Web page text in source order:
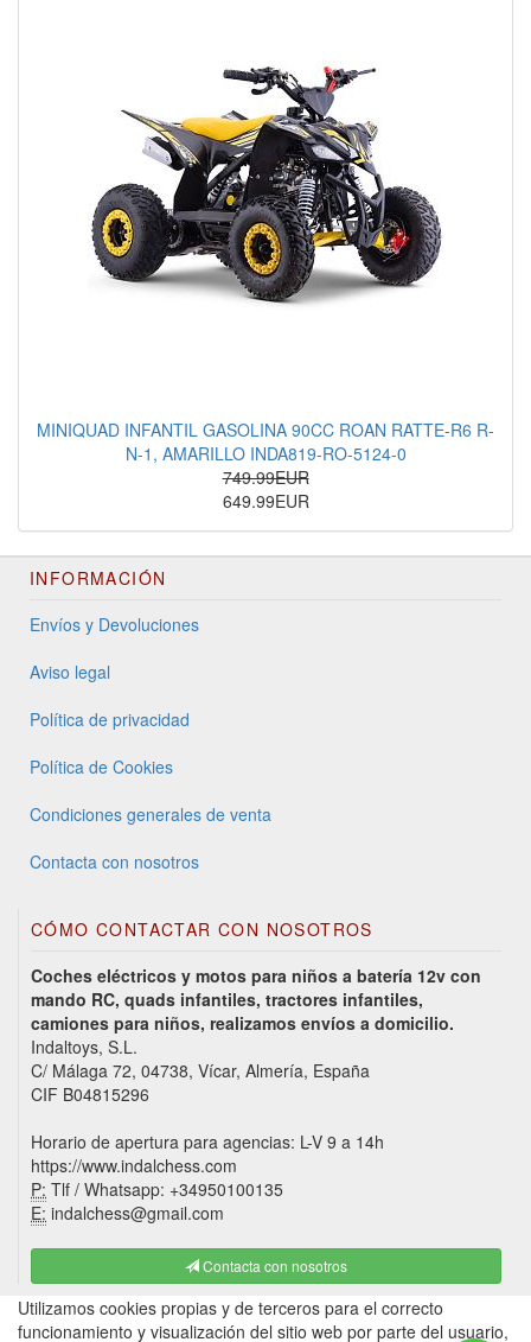
MINIQUAD INFANTIL GASOLINA 90CC ROAN RATTE-R6 R-
N-1, AMARILLO INDA819-RO-5124-0
749.99EUR
649.99EUR
INFORMACIÓN
Envíos y Devoluciones
Aviso legal
Política de privacidad
Política de Cookies
Condiciones generales de venta
Contacta con nosotros
CÓMO CONTACTAR CON NOSOTROS
Coches eléctricos y motos para niños a batería 12v con
mando RC, quads infantiles, tractores infantiles,
camiones para niños, realizamos envíos a domicilio.
Indaltoys, S.L.
C/ Málaga 72, 04738, Vícar, Almería, España
CIF B04815296
Horario de apertura para agencias: L-V 9 a 14h
https://www.indalchess.com
P: Tlf / Whatsapp: +34950100135
E: indalchess@gmail.com
Contacta con nosotros
Utilizamos cookies propias y de terceros para el correcto
funcionamiento y visualización del sitio web por parte del usuario,